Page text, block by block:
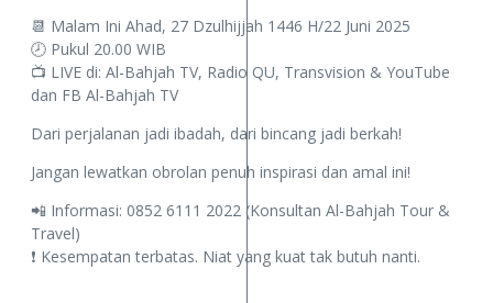
📆 Malam Ini Ahad, 27 Dzulhijjah 1446 H/22 Juni 2025
🕗 Pukul 20.00 WIB
📺 LIVE di: Al-Bahjah TV, Radio QU, Transvision & YouTube
dan FB Al-Bahjah TV
Dari perjalanan jadi ibadah, dari bincang jadi berkah!
Jangan lewatkan obrolan penuh inspirasi dan amal ini!
📲 Informasi: 0852 6111 2022 (Konsultan Al-Bahjah Tour &
Travel)
❗️ Kesempatan terbatas. Niat yang kuat tak butuh nanti.